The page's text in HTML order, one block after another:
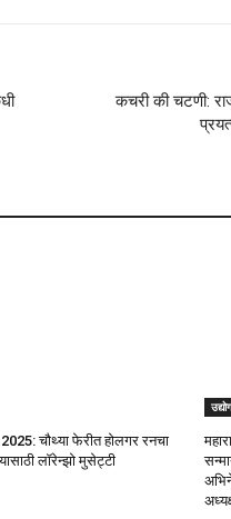
कचरी की चटणी:
चौथ्या फेरीत होलगर रनचा
लॉरेन्झो मुसेट्टी